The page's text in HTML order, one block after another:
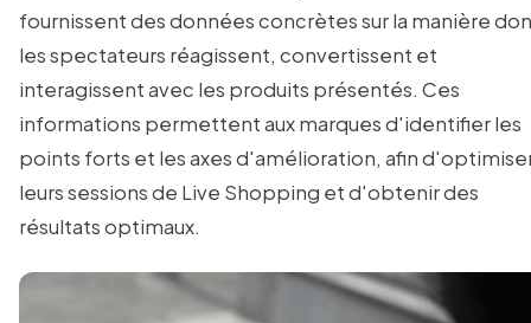
fournissent des données concrètes sur la manière
les spectateurs réagissent, convertissent et
interagissent avec les produits présentés. Ces
informations permettent aux marques d'identifier les
points forts et les axes d'amélioration, afin
leurs sessions de Live Shopping et d'obtenir des
résultats optimaux.